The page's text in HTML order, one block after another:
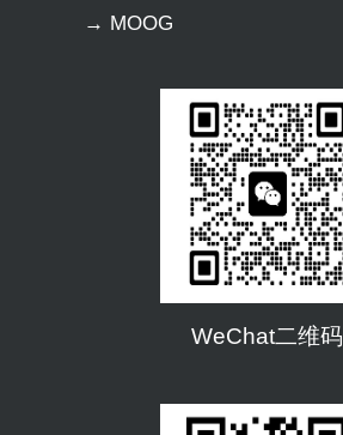
→ MOOG
WeChat二维码